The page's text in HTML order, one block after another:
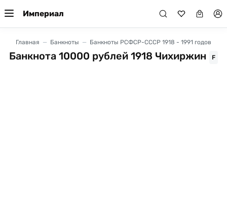
Империал
Главная Банкноты Банкноты РСФСР-СССР 1918 - 1991 годов
Банкнота 10000 рублей 1918 Чихиржин F